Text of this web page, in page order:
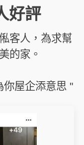
好評
客人，為求幫
的家。
你屋企添意思 "